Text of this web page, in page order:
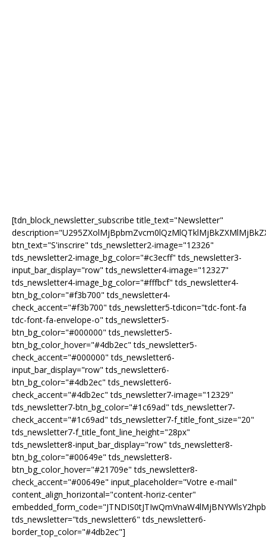
[tdn_block_newsletter_subscribe title_text="Newsletter"
btn_text="S'inscrire" tds_newsletter2-image="12326"
tds_newsletter2-image_bg_color="#c3ecff" tds_newsletter3-
input_bar_display="row" tds_newsletter4-image="12327"
tds_newsletter4-image_bg_color="#fffbcf" tds_newsletter4-
btn_bg_color="#f3b700" tds_newsletter4-
check_accent="#f3b700" tds_newsletter5-tdicon="tdc-font-fa
tdc-font-fa-envelope-o" tds_newsletter5-
btn_bg_color="#000000" tds_newsletter5-
btn_bg_color_hover="#4db2ec" tds_newsletter5-
check_accent="#000000" tds_newsletter6-
input_bar_display="row" tds_newsletter6-
btn_bg_color="#4db2ec" tds_newsletter6-
check_accent="#4db2ec" tds_newsletter7-image="12329"
tds_newsletter7-btn_bg_color="#1c69ad" tds_newsletter7-
check_accent="#1c69ad" tds_newsletter7-f_title_font_size="20"
tds_newsletter7-f_title_font_line_height="28px"
tds_newsletter8-input_bar_display="row" tds_newsletter8-
btn_bg_color="#00649e" tds_newsletter8-
btn_bg_color_hover="#21709e" tds_newsletter8-
check_accent="#00649e" input_placeholder="Votre e-mail"
content_align_horizontal="content-horiz-center"
tds_newsletter="tds_newsletter6" tds_newsletter6-
border_top_color="#4db2ec"]